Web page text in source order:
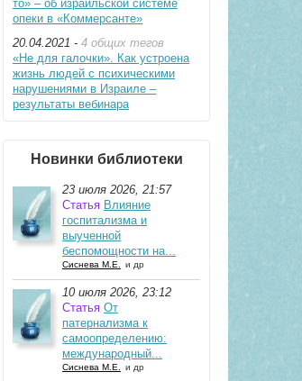
то» – об израильской системе
опеки в «Коммерсанте»
20.04.2021 - 4 общих тегов
«Не для галочки». Как устроена
жизнь людей с психическими
нарушениями в Израиле –
результаты вебинара
Новинки библиотеки
23 июля 2026, 21:57
Статья Влияние
госпитализма и
выученной
беспомощности на...
Сиснева М.Е. и др
10 июля 2026, 23:12
Статья От
патернализма к
самоопределению:
международный...
Сиснева М.Е. и др